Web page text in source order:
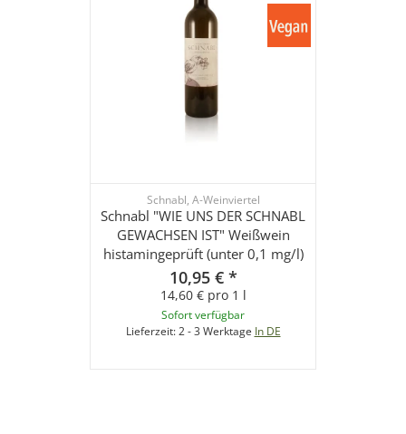
Schnabl, A-Weinviertel
Schnabl "WIE UNS DER SCHNABL
GEWACHSEN IST" Weißwein
histamingeprüft (unter 0,1 mg/l)
10,95 € *
14,60 € pro 1 l
Sofort verfügbar
Lieferzeit:2 - 3 Werktage In DE